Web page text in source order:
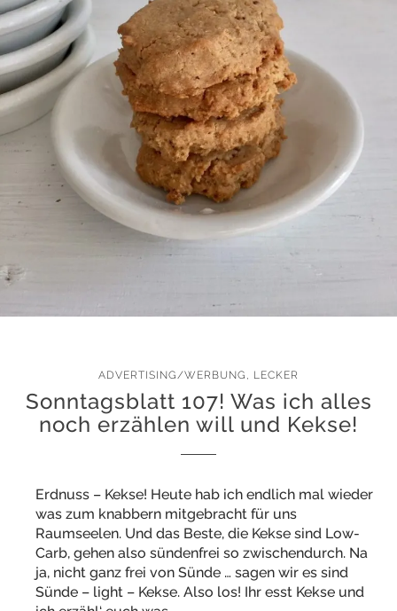
ADVERTISING/WERBUNG , LECKER
Sonntagsblatt 107! Was ich alles
noch erzählen will und Kekse!
Erdnuss – Kekse! Heute hab ich endlich mal wieder
was zum knabbern mitgebracht für uns
Raumseelen. Und das Beste, die Kekse sind Low-
Carb, gehen also sündenfrei so zwischendurch. Na
ja, nicht ganz frei von Sünde … sagen wir es sind
Sünde – light – Kekse. Also los! Ihr esst Kekse und